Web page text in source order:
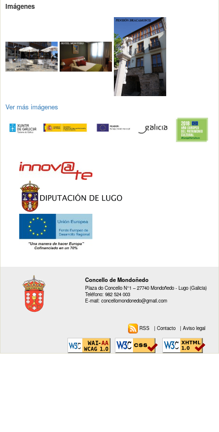
Imágenes
Ver más imágenes
Concello de Mondoñedo
Plaza do Concello N°1 – 27740 Mondoñedo - Lugo (Galicia)
Teléfono: 982 524 003
E-mail: concellomondonedo@gmail.com
RSS |Contacto |Aviso legal